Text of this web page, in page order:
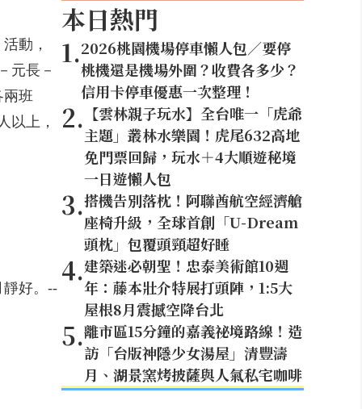
動，
元長－
兩班
以上，
靜好。--
本日熱門
1.2026桃園機場停車懶人包／要停
桃機還是機場外圍？收費各多少？
信用卡停車優惠一次整理！
2. 【雲林親子玩水】全台唯一「虎爺
主題」叢林水樂園！虎尾632高地
免門票回歸，玩水＋4大順遊秘境
一日遊懶人包
3.搭機告別落枕！阿聯酋航空經濟艙
座椅升級，全球首創「U-Dream
頭枕」包覆頭頸超好睡
4.建築迷必朝聖！忠泰美術館10週
年：藤本壯介特展打頭陣，1:5大
屋根8月震撼空降台北
5.離市區15分鐘的嘉義祕境路線！造
訪「台版神隱少女湯屋」清豐濤
月、湖景窯烤披薩與人氣私宅咖啡